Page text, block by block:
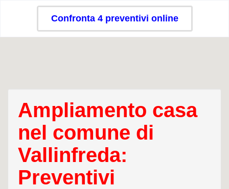
Confronta 4 preventivi online
Ampliamento casa
nel comune di
Vallinfreda:
Preventivi